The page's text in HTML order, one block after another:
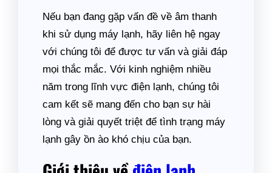
Nếu bạn đang gặp vấn đề về âm thanh
khi sử dụng máy lạnh, hãy liên hệ ngay
với chúng tôi để được tư vấn và giải đáp
mọi thắc mắc. Với kinh nghiệm nhiều
năm trong lĩnh vực điện lạnh, chúng tôi
cam kết sẽ mang đến cho bạn sự hài
lòng và giải quyết triệt để tình trạng máy
lạnh gây ồn ào khó chịu của bạn.